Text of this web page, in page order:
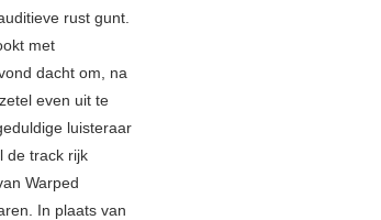
rust gunt.
met
dacht om, na
even uit te
luisteraar
de track rijk
Warped
In plaats van